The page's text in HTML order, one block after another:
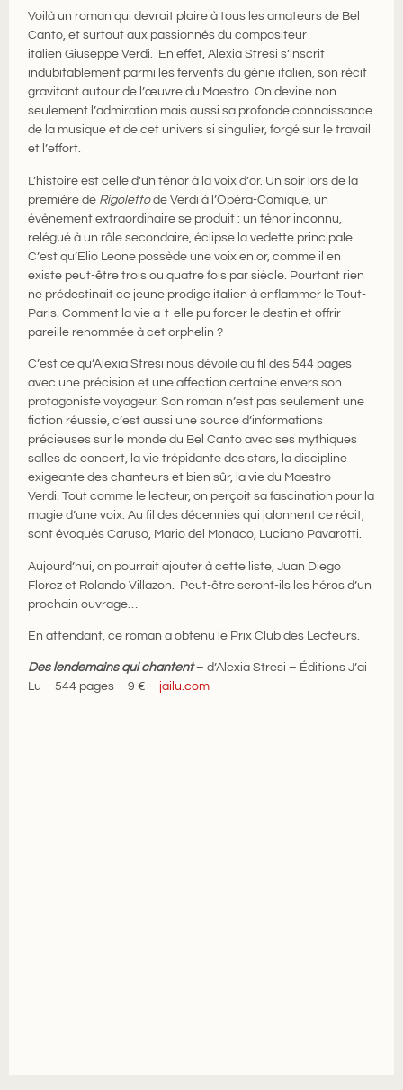
Voilà un roman qui devrait plaire à tous les amateurs de Bel
Canto, et surtout aux passionnés du compositeur
italien Giuseppe Verdi. En effet, Alexia Stresi s’inscrit
indubitablement parmi les fervents du génie italien, son récit
gravitant autour de l’œuvre du Maestro. On devine non
seulement l’admiration mais aussi sa profonde connaissance
de la musique et de cet univers si singulier, forgé sur le travail
et l’effort.
L’histoire est celle d’un ténor à la voix d’or. Un soir lors de la
première de Rigolettode Verdi à l’Opéra-Comique, un
évènement extraordinaire se produit : un ténor inconnu,
relégué à un rôle secondaire, éclipse la vedette principale.
C’est qu’Elio Leone possède une voix en or, comme il en
existe peut-être trois ou quatre fois par siècle. Pourtant rien
ne prédestinait ce jeune prodige italien à enflammer le Tout-
Paris. Comment la vie a-t-elle pu forcer le destin et offrir
pareille renommée à cet orphelin ?
C’est ce qu’Alexia Stresi nous dévoile au fil des 544 pages
avec une précision et une affection certaine envers son
protagoniste voyageur. Son roman n’est pas seulement une
fiction réussie, c’est aussi une source d’informations
précieuses sur le monde du Bel Canto avec ses mythiques
salles de concert, la vie trépidante des stars, la discipline
exigeante des chanteurs et bien sûr, la vie du Maestro
Verdi. Tout comme le lecteur, on perçoit sa fascination pour la
magie d’une voix. Au fil des décennies qui jalonnent ce récit,
sont évoqués Caruso, Mario del Monaco, Luciano Pavarotti.
Aujourd’hui, on pourrait ajouter à cette liste, Juan Diego
Florez et Rolando Villazon. Peut-être seront-ils les héros d’un
prochain ouvrage…
En attendant, ce roman a obtenu le Prix Club des Lecteurs.
Des lendemains qui chantent– d’Alexia Stresi – Éditions J’ai
Lu – 544 pages – 9 € – jailu.com